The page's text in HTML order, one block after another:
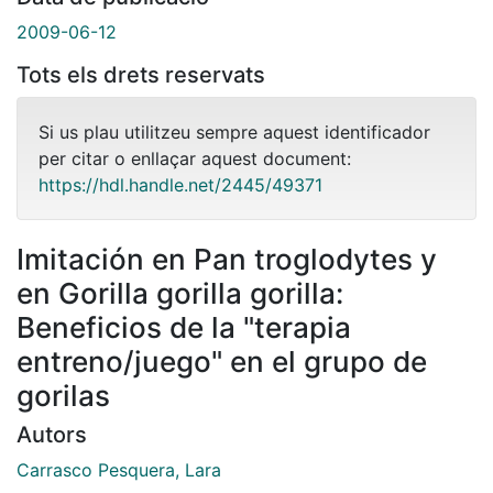
2009-06-12
Tots els drets reservats
Si us plau utilitzeu sempre aquest identificador
per citar o enllaçar aquest document:
https://hdl.handle.net/2445/49371
Imitación en Pan troglodytes y
en Gorilla gorilla gorilla:
Beneficios de la "terapia
entreno/juego" en el grupo de
gorilas
Autors
Carrasco Pesquera, Lara